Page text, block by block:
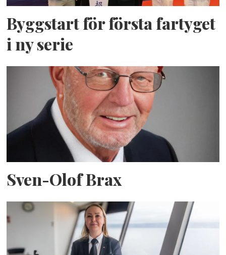
Byggstart för första fartyget
i ny serie
Sven-Olof Brax